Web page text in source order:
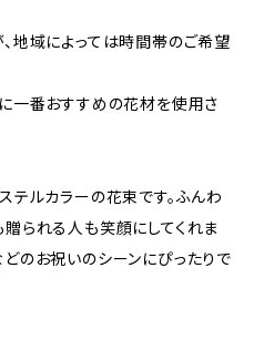
地域によっては時間帯のご希望
一番おすすめの花材を使用さ
ルカラーの花束です。ふんわ
られる人も笑顔にしてくれま
のお祝いのシーンにぴったりで